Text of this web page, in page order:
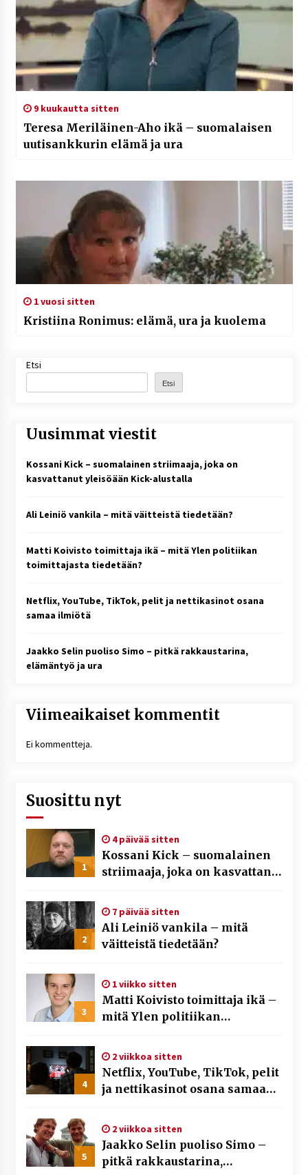
9 kuukautta sitten
Teresa Meriläinen-Aho ikä – suomalaisen
uutisankkurin elämä ja ura
1 vuosi sitten
Kristiina Ronimus: elämä, ura ja kuolema
Etsi
Etsi
Uusimmat viestit
Kossani Kick – suomalainen striimaaja, joka on
kasvattanut yleisöään Kick-alustalla
Ali Leiniö vankila – mitä väitteistä tiedetään?
Matti Koivisto toimittaja ikä – mitä Ylen politiikan
toimittajasta tiedetään?
Netflix, YouTube, TikTok, pelit ja nettikasinot osana
samaa ilmiötä
Jaakko Selin puoliso Simo – pitkä rakkaustarina,
elämäntyö ja ura
Viimeaikaiset kommentit
Ei kommentteja.
Suosittu nyt
1
4 päivää sitten
Kossani Kick – suomalainen
striimaaja, joka on kasvattanut
2
7 päivää sitten
Ali Leiniö vankila – mitä
väitteistä tiedetään?
3
1 viikko sitten
Matti Koivisto toimittaja ikä –
mitä Ylen politiikan
4
2 viikkoa sitten
Netflix, YouTube, TikTok, pelit
ja nettikasinot osana samaa
5
2 viikkoa sitten
Jaakko Selin puoliso Simo –
pitkä rakkaustarina,